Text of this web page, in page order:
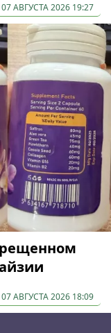
07 АВГУСТА 2026 19:27
07 АВГУСТА 2026 18:09